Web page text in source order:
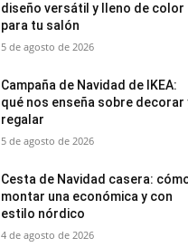
diseño versátil y lleno de color
para tu salón
5 de agosto de 2026
Campaña de Navidad de IKEA:
qué nos enseña sobre decorar
regalar
5 de agosto de 2026
Cesta de Navidad casera:
montar una económica y con
estilo nórdico
4 de agosto de 2026